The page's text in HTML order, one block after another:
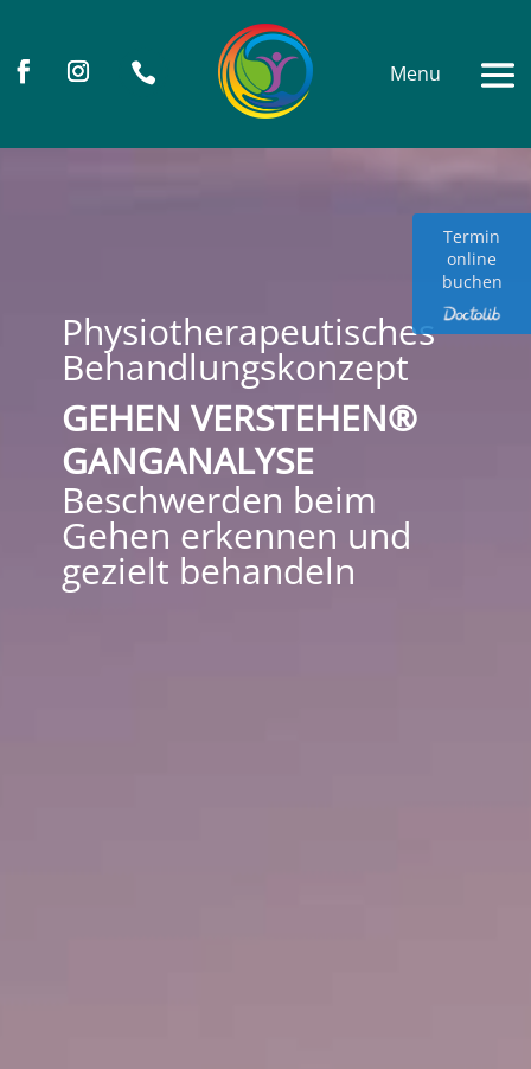

Physiotherapeutisches
Behandlungskonzept
GEHEN VERSTEHEN®
GANGANALYSE
Beschwerden beim
Gehen erkennen und
gezielt behandeln
Termin
online
buchen